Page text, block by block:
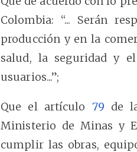
Colombia: “... Serán
producción y en la
salud, la seguridad y
usuarios...”;
Que el artículo 79 de
Ministerio de Minas y
cumplir las obras,